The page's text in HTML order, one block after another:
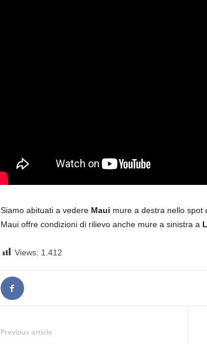
Siamo abituati a vedere Maui mure a destra nello spot
Maui offre condizioni di rilievo anche mure a sinistra a
Views: 1.412
Previous article